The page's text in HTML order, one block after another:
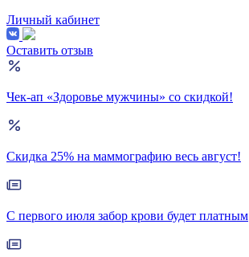
Личный кабинет
Оставить отзыв
Чек-ап «Здоровье мужчины» со скидкой!
Скидка 25% на маммографию весь август!
С первого июля забор крови будет платным